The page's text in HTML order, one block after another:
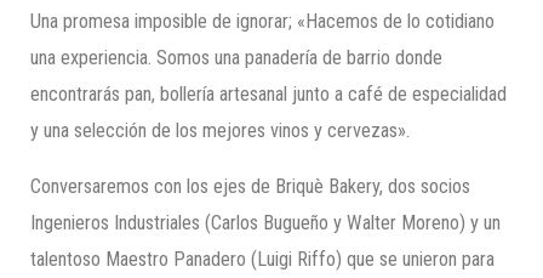
Una promesa imposible de ignorar; «Hacemos de lo cotidiano
una experiencia. Somos una panadería de barrio donde
encontrarás pan, bollería artesanal junto a café de especialidad
y una selección de los mejores vinos y cervezas».
Conversaremos con los ejes de Briquè Bakery, dos socios
Ingenieros Industriales (Carlos Bugueño y Walter Moreno) y un
talentoso Maestro Panadero (Luigi Riffo) que se unieron para